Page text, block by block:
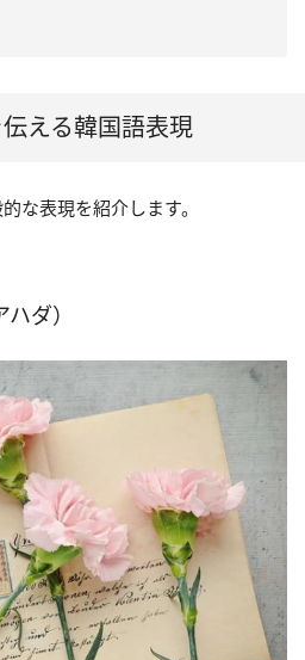
伝える韓国語表現
な表現を紹介します。
ダ）